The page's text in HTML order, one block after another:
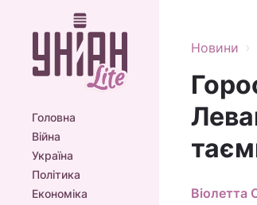
Головна
Війна
Україна
Політика
Економіка
Новини ›
Віолетта